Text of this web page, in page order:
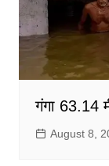
गंगा 63.14
August 8,